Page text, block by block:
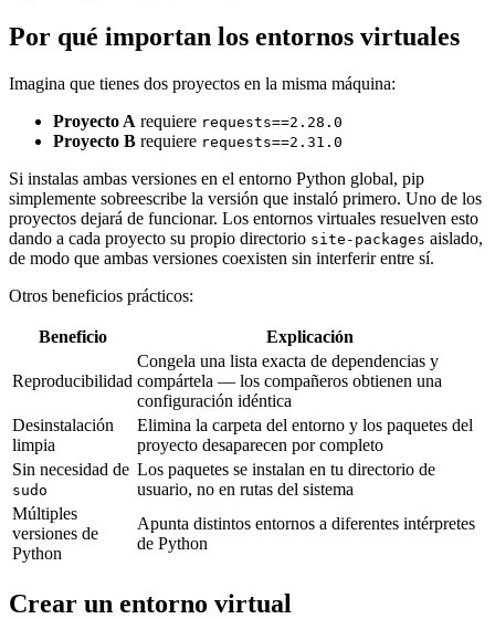
Por qué importan los entornos virtuales
Imagina que tienes dos proyectos en la misma máquina:
Proyecto A requiere requests==2.28.0
Proyecto B requiere requests==2.31.0
Si instalas ambas versiones en el entorno Python global, pip
simplemente sobreescribe la versión que instaló primero. Uno de los
proyectos dejará de funcionar. Los entornos virtuales resuelven esto
dando a cada proyecto su propio directorio site-packages aislado,
de modo que ambas versiones coexisten sin interferir entre sí.
Otros beneficios prácticos:
Beneficio Explicación
Reproducibilidad
Congela una lista exacta de dependencias y
compártela — los compañeros obtienen una
configuración idéntica
Desinstalación
limpia
Elimina la carpeta del entorno y los paquetes del
proyecto desaparecen por completo
Sin necesidad de
sudo
Los paquetes se instalan en tu directorio de
usuario, no en rutas del sistema
Múltiples
versiones de
Python
Apunta distintos entornos a diferentes intérpretes
de Python
Crear un entorno virtual